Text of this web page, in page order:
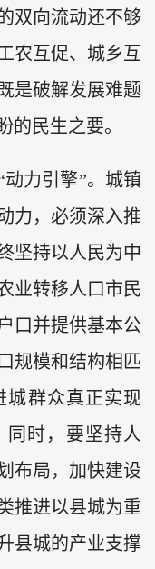
双向流动还不够
农互促、城乡互
是破解发展难题
的民生之要。
力引擎”。城镇
力，必须深入推
坚持以人民为中
业转移人口市民
口并提供基本公
规模和结构相匹
城群众真正实现
同时，要坚持人
布局，加快建设
推进以县城为重
县城的产业支撑